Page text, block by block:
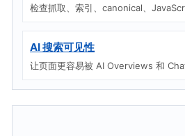
检查抓取、索引、canonical、
AI 搜索可见性
让页面更容易被 AI Overviews 和